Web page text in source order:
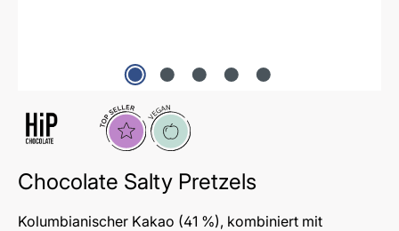
TopsellerVegan
Chocolate Salty Pretzels
Kolumbianischer Kakao (41 %), kombiniert mit